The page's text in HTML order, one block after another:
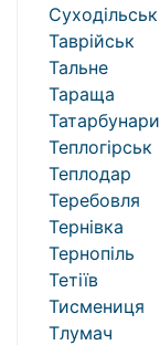
Суходільськ
Таврійськ
Тальне
Тараща
Татарбунари
Теплогірськ
Теплодар
Теребовля
Тернівка
Тернопіль
Тетіїв
Тисмениця
Тлумач